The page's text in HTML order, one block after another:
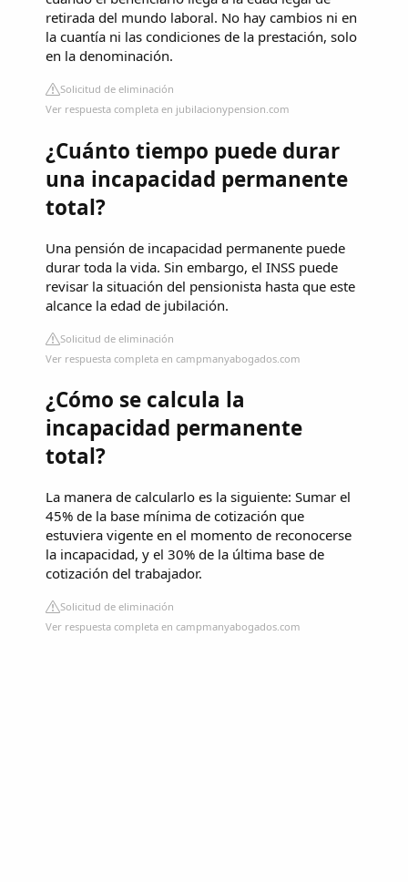
retirada del mundo laboral. No hay cambios ni en
la cuantía ni las condiciones de la prestación, solo
en la denominación.
Solicitud de eliminación
Ver respuesta completa en jubilacionypension.com
¿Cuánto tiempo puede durar
una incapacidad permanente
total?
Una pensión de incapacidad permanente puede
durar toda la vida. Sin embargo, el INSS puede
revisar la situación del pensionista hasta que este
alcance la edad de jubilación.
Solicitud de eliminación
Ver respuesta completa en campmanyabogados.com
¿Cómo se calcula la
incapacidad permanente
total?
La manera de calcularlo es la siguiente: Sumar el
45% de la base mínima de cotización que
estuviera vigente en el momento de reconocerse
la incapacidad, y el 30% de la última base de
cotización del trabajador.
Solicitud de eliminación
Ver respuesta completa en campmanyabogados.com